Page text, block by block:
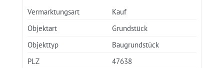
Vermarktungsart
Kauf
Objektart
Grundstück
Objekttyp
Baugrundstück
PLZ
47638